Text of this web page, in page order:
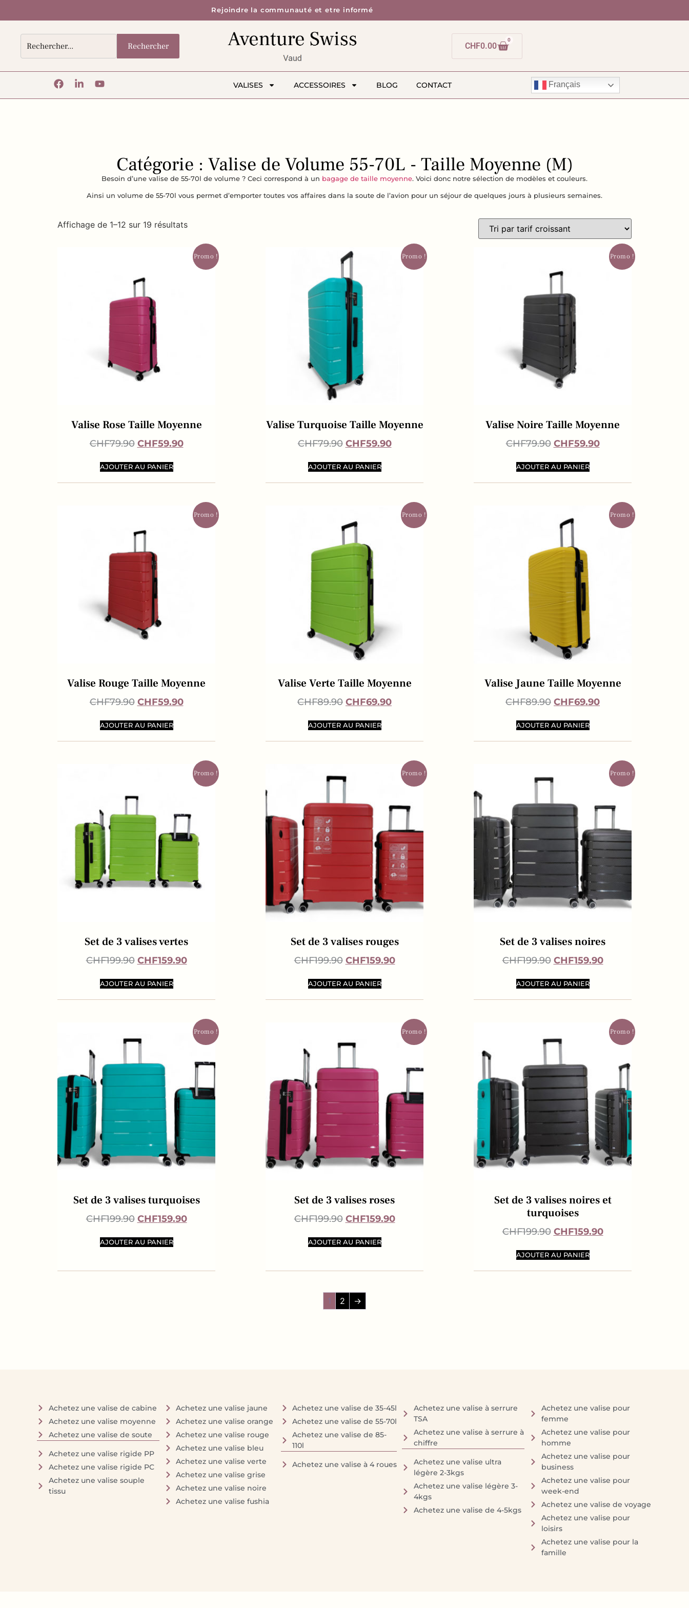
Rejoindre la communauté et etre informé
Rechercher CHF0.00
0
VALISES ACCESSOIRES BLOG CONTACT Français
Affichage de 1–12 sur 19 résultats
Promo !
Valise Rose Taille Moyenne
CHF79.90 CHF59.90
AJOUTER AU PANIER
Promo !
Valise Turquoise Taille Moyenne
CHF79.90 CHF59.90
AJOUTER AU PANIER
Promo !
Valise Noire Taille Moyenne
CHF79.90 CHF59.90
AJOUTER AU PANIER
Promo !
Valise Rouge Taille Moyenne
CHF79.90 CHF59.90
AJOUTER AU PANIER
Promo !
Valise Verte Taille Moyenne
CHF89.90 CHF69.90
AJOUTER AU PANIER
Promo !
Valise Jaune Taille Moyenne
CHF89.90 CHF69.90
AJOUTER AU PANIER
Promo !
Set de 3 valises vertes
CHF199.90 CHF159.90
AJOUTER AU PANIER
Promo !
Set de 3 valises rouges
CHF199.90 CHF159.90
AJOUTER AU PANIER
Promo !
Set de 3 valises noires
CHF199.90 CHF159.90
AJOUTER AU PANIER
Promo !
Set de 3 valises turquoises
CHF199.90 CHF159.90
AJOUTER AU PANIER
Promo !
Set de 3 valises roses
CHF199.90 CHF159.90
AJOUTER AU PANIER
Promo !
Set de 3 valises noires et
turquoises
CHF199.90 CHF159.90
AJOUTER AU PANIER
1 2 →
Catégorie : Valise de Volume 55-70L - Taille Moyenne (M)
Besoin d’une valise de 55-70l de volume ? Ceci correspond à un bagage de taille moyenne. Voici donc notre sélection de modèles et couleurs.
Ainsi un volume de 55-70l vous permet d’emporter toutes vos affaires dans la soute de l’avion pour un séjour de quelques jours à plusieurs semaines.
Achetez une valise de cabine
Achetez une valise moyenne
Achetez une valise de soute
Achetez une valise rigide PP
Achetez une valise rigide PC
Achetez une valise souple
tissu
Achetez une valise jaune
Achetez une valise orange
Achetez une valise rouge
Achetez une valise bleu
Achetez une valise verte
Achetez une valise grise
Achetez une valise noire
Achetez une valise fushia
Achetez une valise de 35-45l
Achetez une valise de 55-70l
Achetez une valise de 85-
110l
Achetez une valise à 4 roues
Achetez une valise à serrure
TSA
Achetez une valise à serrure à
chiffre
Achetez une valise ultra
légère 2-3kgs
Achetez une valise légère 3-
4kgs
Achetez une valise de 4-5kgs
Achetez une valise pour
femme
Achetez une valise pour
homme
Achetez une valise pour
business
Achetez une valise pour
week-end
Achetez une valise de voyage
Achetez une valise pour
loisirs
Achetez une valise pour la
famille